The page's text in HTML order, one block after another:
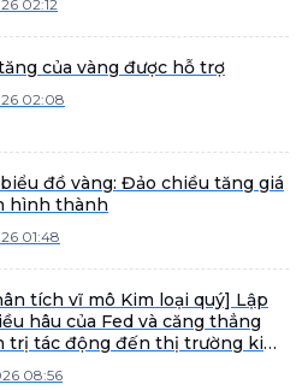
02:12
của vàng được hỗ trợ
02:08
đồ vàng: Đảo chiều tăng giá
hình thành
01:48
tích vĩ mô Kim loại quý] Lập
hâu của Fed và căng thẳng
trị tác động đến thị trường kim
08:56